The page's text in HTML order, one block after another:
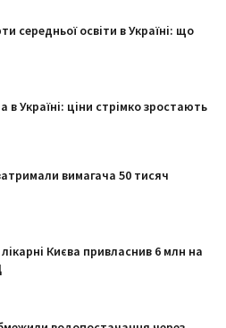
середньої освіти в Україні: що
в Україні: ціни стрімко зростають
вимагача 50 тисяч
Києва привласнив 6 млн на